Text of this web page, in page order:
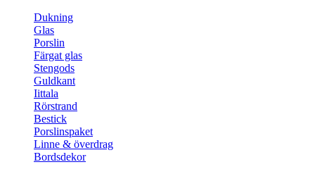
Dukning
Glas
Porslin
Färgat glas
Stengods
Guldkant
Iittala
Rörstrand
Bestick
Porslinspaket
Linne & överdrag
Bordsdekor